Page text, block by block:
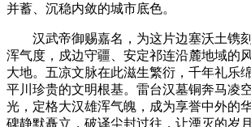
并蓄、沉稳内敛的城市底色。
汉武帝御赐嘉名，为这片边塞沃土镌
浑气度，戍边守疆、安定祁连沿麓地域的
大地。五凉文脉在此滋生繁衍，千年礼乐
平川珍贵的文明根基。雷台汉墓铜奔马凌
光，定格大汉雄浑气魄，成为享誉中外的
碑静默矗立，破译尘封过往，让湮灭的岁